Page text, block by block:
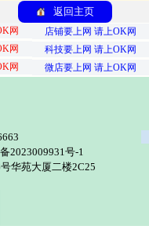
返回主页
网
店铺要上网 请上OK网
网
科技要上网 请上OK网
网 微店要上网 请上OK网
2023009931号-1
华苑大厦二楼2C25